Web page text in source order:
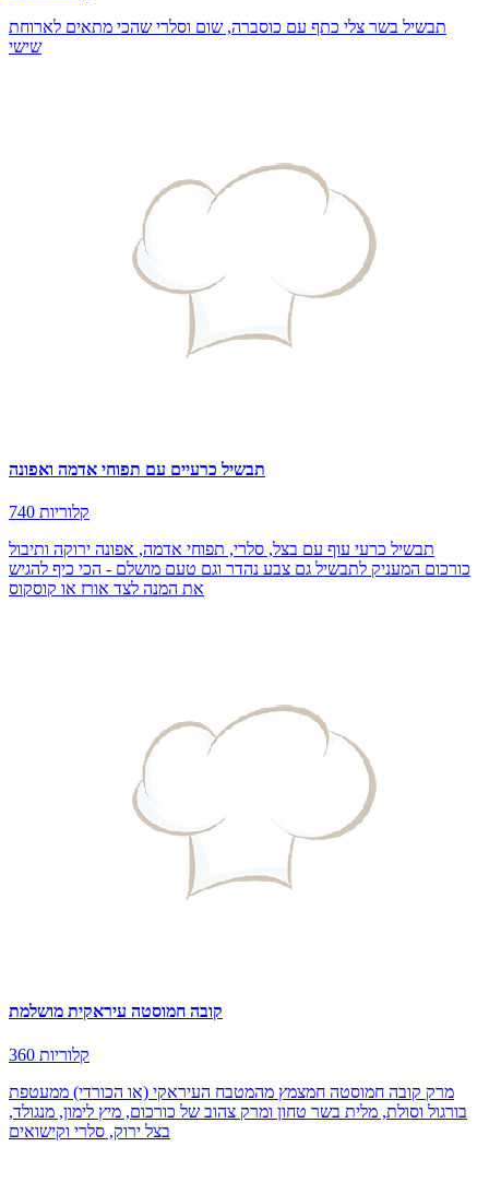
תבשיל בשר צלי כתף עם כוסברה, שום וסלרי שהכי מתאים לארוחת
שישי
תבשיל כרעיים עם תפוחי אדמה ואפונה
740 קלוריות
תבשיל כרעי עוף עם בצל, סלרי, תפוחי אדמה, אפונה ירוקה ותיבול
כורכום המעניק לתבשיל גם צבע נהדר וגם טעם מושלם - הכי כיף להגיש
את המנה לצד אורז או קוסקוס
קובה חמוסטה עיראקית מושלמת
360 קלוריות
מרק קובה חמוסטה חמצמץ מהמטבח העיראקי (או הכורדי) ממעטפת
בורגול וסולת, מלית בשר טחון ומרק צהוב של כורכום, מיץ לימון, מנגולד,
בצל ירוק, סלרי וקישואים